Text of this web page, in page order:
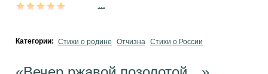
Категории: Стихи о родине Отчизна Стихи о России